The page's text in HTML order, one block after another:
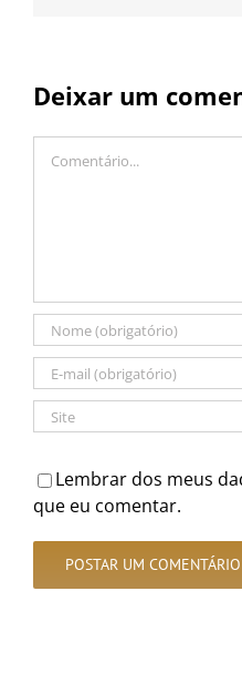
Deixar um
Lembrar dos meus
que eu comentar.